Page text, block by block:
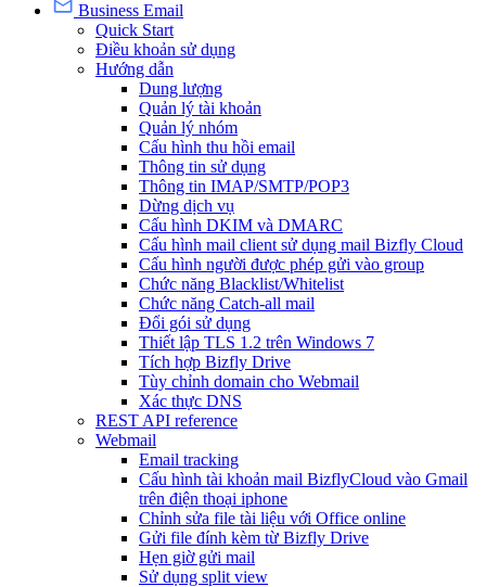
Business Email
Quick Start
Điều khoản sử dụng
Hướng dẫn
Dung lượng
Quản lý tài khoản
Quản lý nhóm
Cấu hình thu hồi email
Thông tin sử dụng
Thông tin IMAP/SMTP/POP3
Dừng dịch vụ
Cấu hình DKIM và DMARC
Cấu hình mail client sử dụng mail Bizfly Cloud
Cấu hình người được phép gửi vào group
Chức năng Blacklist/Whitelist
Chức năng Catch-all mail
Đổi gói sử dụng
Thiết lập TLS 1.2 trên Windows 7
Tích hợp Bizfly Drive
Tùy chỉnh domain cho Webmail
Xác thực DNS
REST API reference
Webmail
Email tracking
Cấu hình tài khoản mail BizflyCloud vào Gmail
trên điện thoại iphone
Chỉnh sửa file tài liệu với Office online
Gửi file đính kèm từ Bizfly Drive
Hẹn giờ gửi mail
Sử dụng split view